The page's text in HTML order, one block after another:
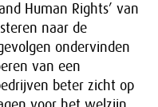
Human Rights’ van
naar de
ondervinden
van een
beter zicht op